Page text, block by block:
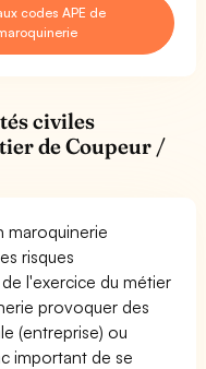
codes APE de
civiles
de Coupeur /
maroquinerie
risques
l'exercice du métier
provoquer des
(entreprise) ou
important de se